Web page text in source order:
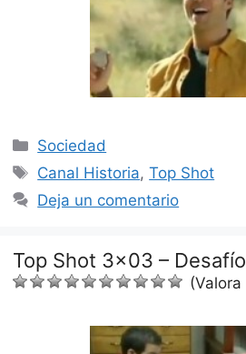
Categorías
Sociedad
Etiquetas
Canal Historia,Top Shot
Deja un comentario
Top Shot 3×03 –
(Valora